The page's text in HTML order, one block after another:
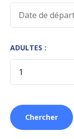
ADULTES :